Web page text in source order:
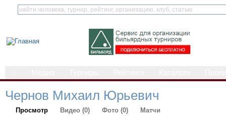
Чернов Михаил Юрьевич
Просмотр Видео (0) Фото (0) Матчи